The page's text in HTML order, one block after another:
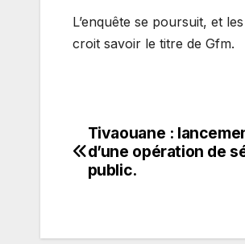
L’enquête se poursuit, et
croit savoir le titre de Gfm.
Navigation
de
Tivaouane :
d’une opération de
public.